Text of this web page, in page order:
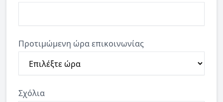
Προτιμώμενη ώρα επικοινωνίας
Σχόλια